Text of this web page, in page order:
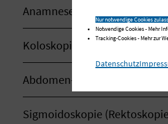
Anamnese, körperliche
Koloskopie
Abdomen-Sonografie
Sigmoidoskopie
Nur notwendige Cookies
Notwendige Cookies - Mehr
Tracking-Cookies - Mehr zur
Datenschutz